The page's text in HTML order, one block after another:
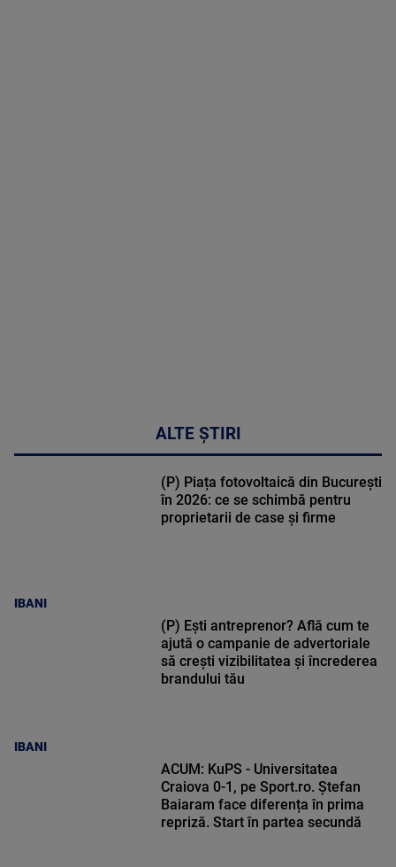
ALTE ȘTIRI
IBANI
(P) Piața fotovoltaică din București
în 2026: ce se schimbă pentru
proprietarii de case și firme
IBANI
(P) Ești antreprenor? Află cum te
ajută o campanie de advertoriale
să crești vizibilitatea și încrederea
brandului tău
ACUM: KuPS - Universitatea
Craiova 0-1, pe Sport.ro. Ștefan
Baiaram face diferența în prima
repriză. Start în partea secundă